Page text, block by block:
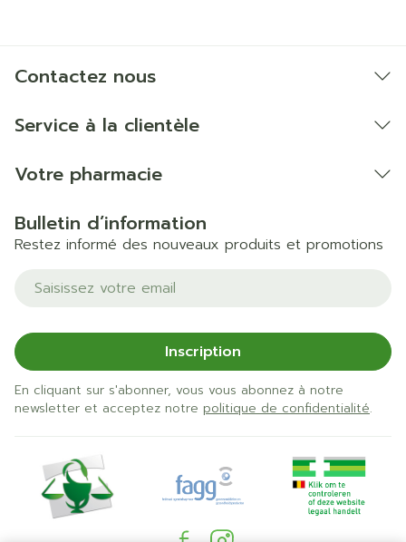
Contactez nous
Service à la clientèle
Votre pharmacie
Bulletin d’information
Restez informé des nouveaux produits et promotions
Adresse mail
Inscription
En cliquant sur s'abonner, vous vous abonnez à notre
newsletter et acceptez notre politique de confidentialité.